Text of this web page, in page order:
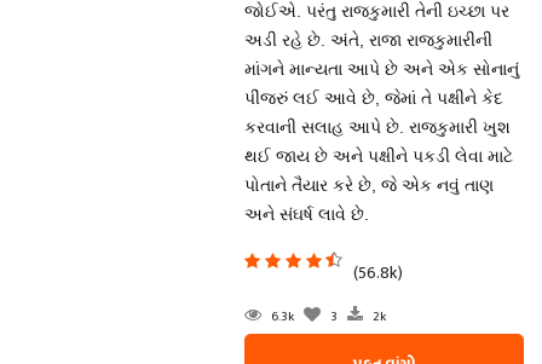
જોઈએ. પરંતુ રાજકુમારી તેની ઇચ્છા પર
અડી રહે છે. અંતે, રાજા રાજકુમારીની
માંગને માન્યતા આપે છે અને એક સોનાનું
પીંજરું લઈ આવે છે, જેમાં તે પક્ષીને કેદ
કરવાની સલાહ આપે છે. રાજકુમારી ખુશ
થઈ જાય છે અને પક્ષીને પકડી લેવા માટે
પોતાને તૈયાર કરે છે, જે એક નવું તાણ
અને સંઘર્ષ લાવે છે.
(56.8k)
6.3k 3 2k